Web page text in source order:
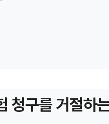
청구를 거절하